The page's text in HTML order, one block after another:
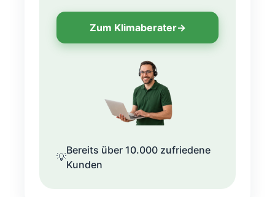
Zum Klimaberater→
💡
Bereits über 10.000 zufriedene
Kunden